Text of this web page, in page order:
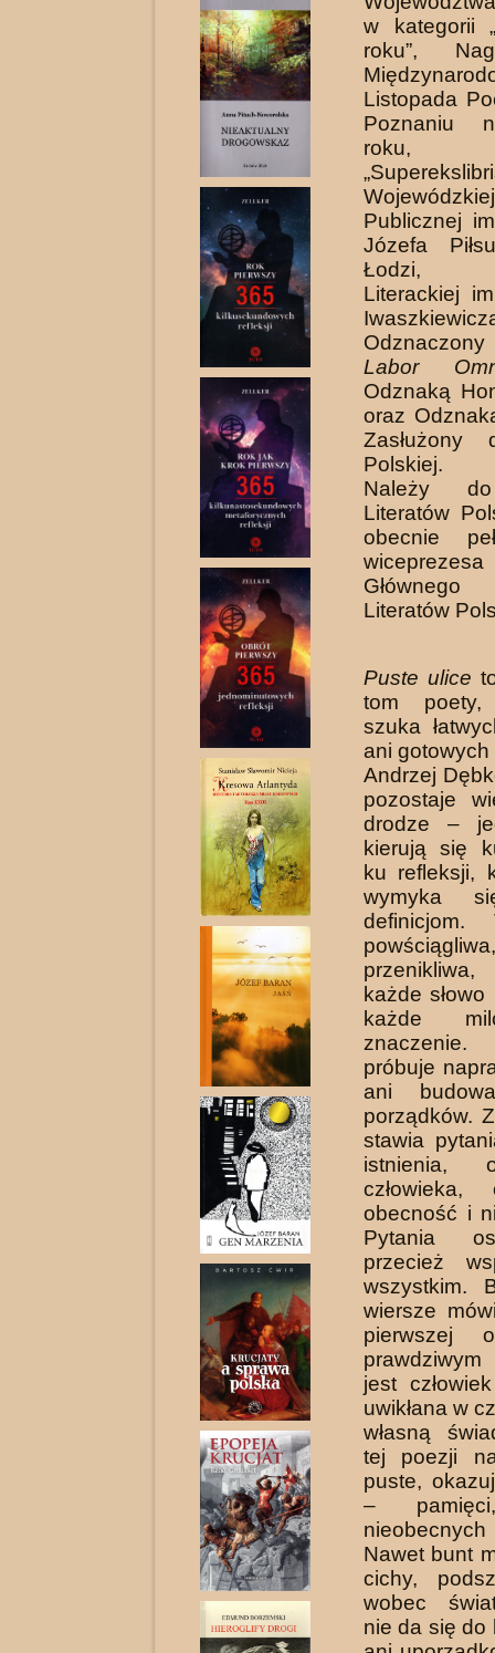
w kategorii
roku”,
Listopada
Poznaniu
roku,
Publicznej
Józefa
Łodzi,
Literackiej
Labor
Odznaką
oraz
Zasłużony
Polskiej.
Należy
Literatów
obecnie
Literatów
Puste ulice
tom
szuka
ani
Andrzej
pozostaje
drodze –
kierują się
ku refleksji,
wymyka
definicjom.
każde
każde
próbuje
ani
porządków.
stawia
istnienia,
obecność i
Pytania
przecież
wszystkim.
wiersze
pierwszej
jest
uwikłana w
własną
tej poezji
puste,
–
Nawet bunt
cichy,
wobec
nie da się do